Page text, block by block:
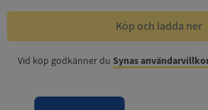
Köp och ladda ner
Vid köp godkänner du Synas